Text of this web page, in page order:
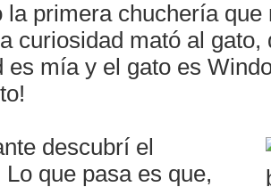
la primera chuchería que
curiosidad mató al gato,
es mía y el gato es
descubrí el
que pasa es que,